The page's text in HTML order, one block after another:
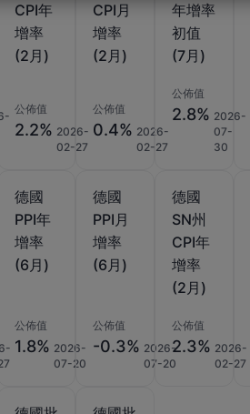
CPI年
增率
(2月)
公佈值
2.2% 2026-
02-27
CPI月
增率
(2月)
公佈值
0.4% 2026-
02-27
年增率
初值
(7月)
公佈值
2.8% 2026-
07-
30
德國
PPI年
增率
(6月)
公佈值
1.8% 2026-
07-20
德國
PPI月
增率
(6月)
公佈值
-0.3% 2026-
07-20
德國
SN州
CPI年
增率
(2月)
公佈值
2.3% 2026-
02-27